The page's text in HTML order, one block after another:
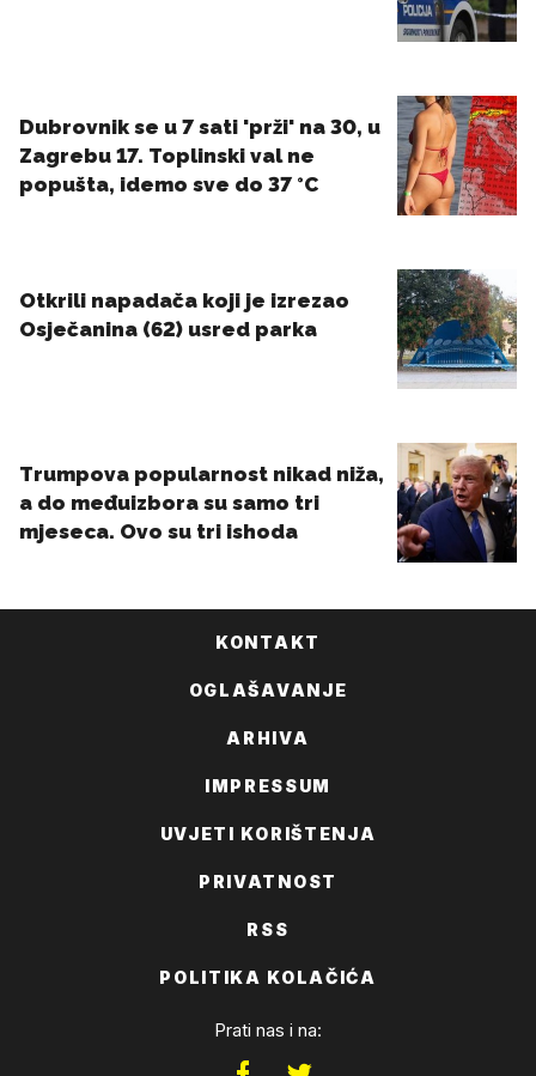
KONTAKT
OGLAŠAVANJE
ARHIVA
IMPRESSUM
UVJETI KORIŠTENJA
PRIVATNOST
RSS
POLITIKA KOLAČIĆA
Prati nas i na: